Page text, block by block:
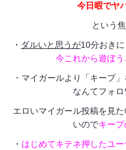
今日暇でヤ
という
・ ダルいと思うが10分おき
今これから遊ぼ
・マイガールより「キープ
なんてフォロ
エロいマイガール投稿を見
いのでキー
・ はじめてキテネ押したユ